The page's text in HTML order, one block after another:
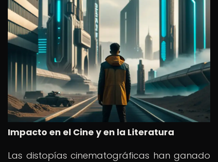
Impacto en el Cine y en la Literatura
Las distopías cinematográficas han ganado